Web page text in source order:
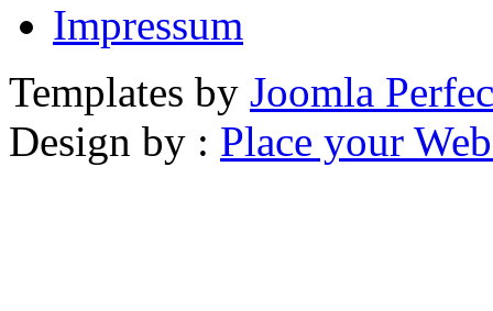
Impressum
Templates by Joomla
Design by : Place your